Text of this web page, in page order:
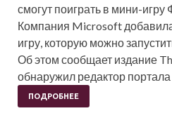
смогут поиграть в мини-
Компания Microsoft
игру, которую можно
Об этом сообщает издание
обнаружил редактор
ПОДРОБНЕЕ